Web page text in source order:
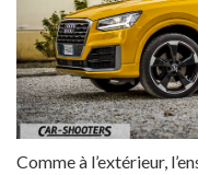
Comme à l’extérieur,